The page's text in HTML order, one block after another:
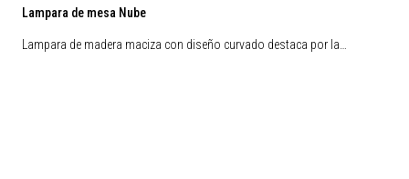
Lampara de mesa Nube
Lampara de madera maciza con diseño curvado destaca por la…